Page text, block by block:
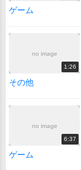
ゲーム
no image
1:26
その他
no image
6:37
ゲーム